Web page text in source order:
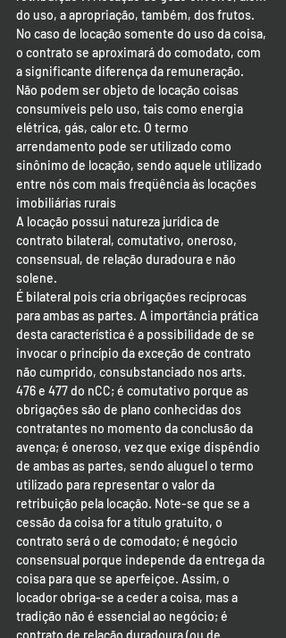
do uso, a apropriação, também, dos frutos.
No caso de locação somente do uso da coisa,
o contrato se aproximará do comodato, com
a significante diferença da remuneração.
Não podem ser objeto de locação coisas
consumíveis pelo uso, tais como energia
elétrica, gás, calor etc. O termo
arrendamento pode ser utilizado como
sinônimo de locação, sendo aquele utilizado
entre nós com mais freqüência às locações
imobiliárias rurais
A locação possui natureza jurídica de
contrato bilateral, comutativo, oneroso,
consensual, de relação duradoura e não
solene.
É bilateral pois cria obrigações recíprocas
para ambas as partes. A importância prática
desta característica é a possibilidade de se
invocar o princípio da exceção de contrato
não cumprido, consubstanciado nos arts.
476 e 477 do nCC; é comutativo porque as
obrigações são de plano conhecidas dos
contratantes no momento da conclusão da
avença; é oneroso, vez que exige dispêndio
de ambas as partes, sendo aluguel o termo
utilizado para representar o valor da
retribuição pela locação. Note-se que se a
cessão da coisa for a título gratuito, o
contrato será o de comodato; é negócio
consensual porque independe da entrega da
coisa para que se aperfeiçoe. Assim, o
locador obriga-se a ceder a coisa, mas a
tradição não é essencial ao negócio; é
contrato de relação duradoura (ou de